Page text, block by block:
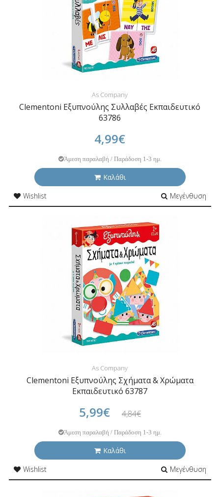
As Company
Clementoni Εξυπνούλης Συλλαβές Εκπαιδευτικό
63786
4,99€
Άμεση παραλαβή / Παράδοση 1-3 ημ.
Καλάθι
Wishlist
Μεγένθυση
As Company
Clementoni Εξυπνούλης Σχήματα & Χρώματα
Εκπαιδευτικό 63787
5,99€ 4,84€
Άμεση παραλαβή / Παράδοση 1-3 ημ.
Καλάθι
Wishlist
Μεγένθυση